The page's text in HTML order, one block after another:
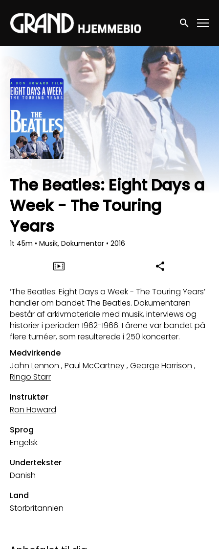
Accessibility Links
Søg nu
The Beatles: Eight Days a
Week - The Touring
Years
1t 45m • Musik, Dokumentar • 2016
‘The Beatles: Eight Days a Week - The Touring Years’
handler om bandet The Beatles. Dokumentaren
består af arkivmateriale med musik, interviews og
historier i perioden 1962-1966. I årene var bandet på
flere turnéer, som resulterede i 250 koncerter.
Medvirkende
John Lennon ,Paul McCartney,George Harrison ,
Ringo Starr
Instruktør
Ron Howard
Sprog
Engelsk
Undertekster
Danish
Land
Storbritannien